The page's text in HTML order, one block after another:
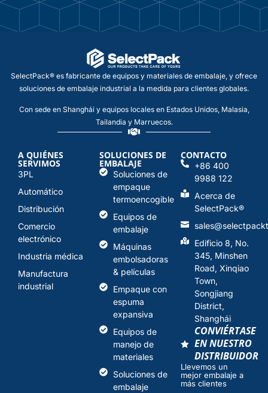
SelectPack® es fabricante de equipos y materiales de embalaje, y ofrece
soluciones de embalaje industrial a la medida para clientes globales.
Con sede en Shanghái y equipos locales en Estados Unidos, Malasia,
Tailandia y Marruecos.
A QUIÉNES
SERVIMOS
3PL
Automático
Distribución
Comercio
electrónico
Industria médica
Manufactura
industrial
SOLUCIONES DE
EMBALAJE
Soluciones de
empaque
termoencogible
Equipos de
embalaje
Máquinas
embolsadoras
& películas
Empaque con
espuma
expansiva
Equipos de
manejo de
materiales
Soluciones de
embalaje
CONTACTO
+86 400
9988 122
Acerca de
SelectPack®
Edificio 8, No.
345, Minshen
Road, Xinqiao
Town,
Songjiang
District,
Shanghái
CONVIÉRTASE
EN NUESTRO
DISTRIBUIDOR
Llevemos un
mejor embalaje a
más clientes